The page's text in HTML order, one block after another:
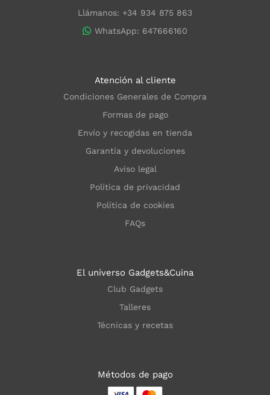
Llámanos: +34 934 875 863
WhatsApp: 647666160
Atención al cliente
Condiciones Generales de Compra
Formas de pago
Envío y recogidas en tienda
Garantía y devoluciones
Aviso legal
Política de privacidad
Política de cookies
FAQs
El universo Gadgets&Cuina
Club Gadgets
Talleres
Técnicas y recetas
Métodos de pago